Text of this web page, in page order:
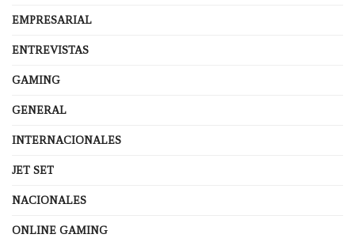
EMPRESARIAL
ENTREVISTAS
GAMING
GENERAL
INTERNACIONALES
JET SET
NACIONALES
ONLINE GAMING